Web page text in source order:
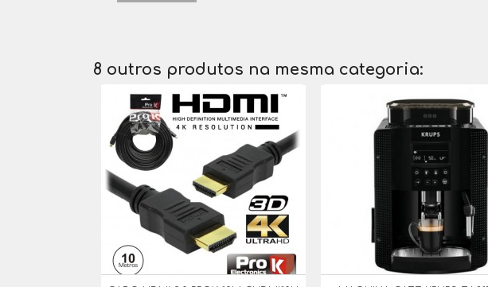
8 outros produtos na mesma categoria: